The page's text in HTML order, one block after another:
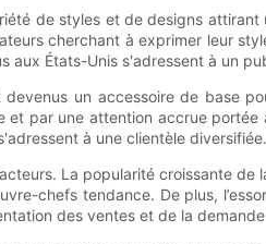
de styles et de designs
cherchant à exprimer leur
aux États-Unis s'adressent à un
un accessoire de base
par une attention accrue portée
à une clientèle diversifiée.
La popularité croissante
chefs tendance. De plus,
des ventes et de la